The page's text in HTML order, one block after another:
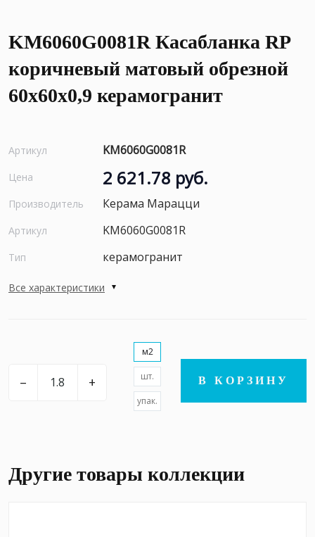
KM6060G0081R Касабланка RP
коричневый матовый обрезной
60x60x0,9 керамогранит
Артикул KM6060G0081R
Цена 2 621.78 руб.
Производитель Керама Марацци
Артикул KM6060G0081R
Тип керамогранит
Все характеристики
– +
м2
шт.
упак.
В КОРЗИНУ
Другие товары коллекции